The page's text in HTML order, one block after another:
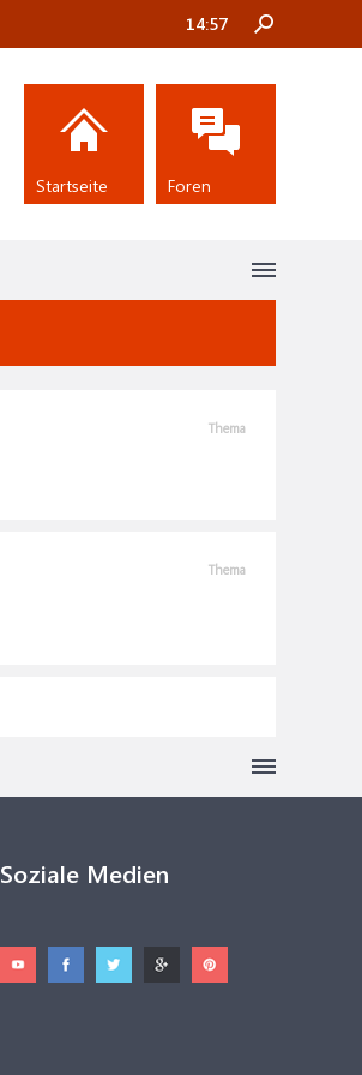
Thema
Thema
14:57
Startseite Foren
Soziale Medien